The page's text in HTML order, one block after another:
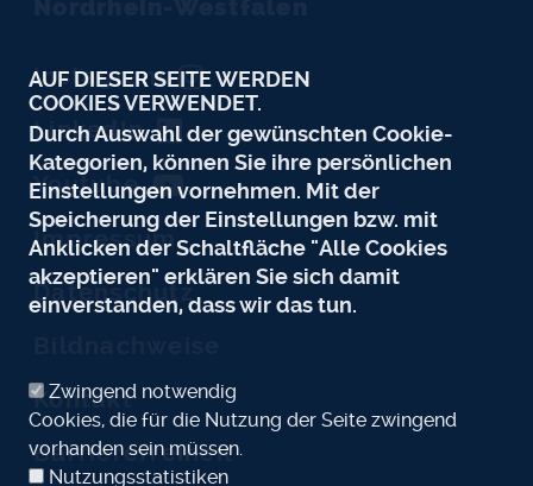
Instagram
LinkedIn
Youtube
Impressum
Datenschutz
Kontakt
Barrierefreiheit
AUF DIESER SEITE WERDEN
COOKIES VERWENDET.
Durch Auswahl der gewünschten Cookie-
Kategorien, können Sie ihre persönlichen
Einstellungen vornehmen. Mit der
Speicherung der Einstellungen bzw. mit
Anklicken der Schaltfläche "Alle Cookies
akzeptieren" erklären Sie sich damit
einverstanden, dass wir das tun.
Zwingend notwendig
Cookies, die für die Nutzung der Seite zwingend
vorhanden sein müssen.
Nutzungsstatistiken